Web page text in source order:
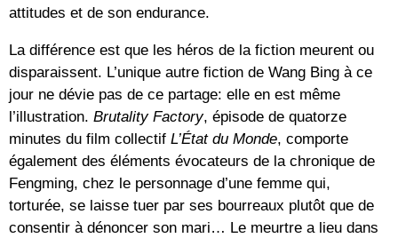
attitudes et de son endurance.
La différence est que les héros de la fiction meurent ou
disparaissent. L’unique autre fiction de Wang Bing à ce
jour ne dévie pas de ce partage: elle en est même
l’illustration. Brutality Factory, épisode de quatorze
minutes du film collectif L’État du Monde, comporte
également des éléments évocateurs de la chronique de
Fengming, chez le personnage d’une femme qui,
torturée, se laisse tuer par ses bourreaux plutôt que de
consentir à dénoncer son mari… Le meurtre a lieu dans